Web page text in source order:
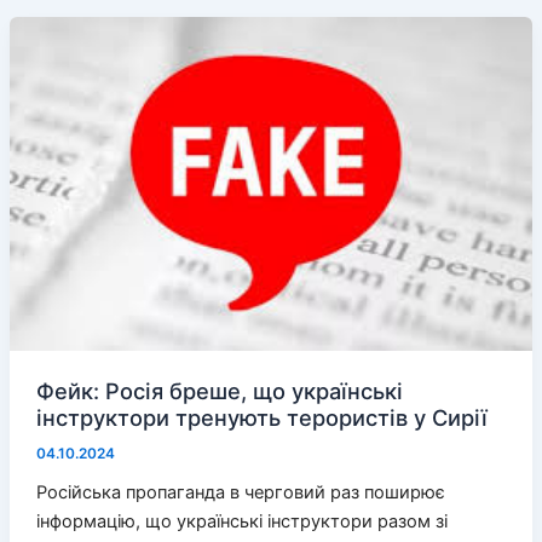
розікрали
ще
Фейк: Росія бреше, що українські
інструктори тренують терористів у Сирії
04.10.2024
Російська пропаганда в черговий раз поширює
інформацію, що українські інструктори разом зі